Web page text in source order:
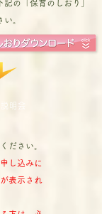
の「保育のしおり」
。
明会
ださい。
し込みに
表示され